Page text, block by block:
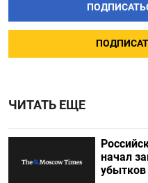
ЧИТАТЬ ЕЩЕ
начал
убытков